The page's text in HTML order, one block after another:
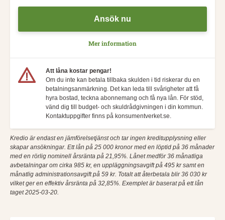
Ansök nu
Mer information
Att låna kostar pengar!
Om du inte kan betala tillbaka skulden i tid riskerar du en
betalningsanmärkning. Det kan leda till svårigheter att få
hyra bostad, teckna abonnemang och få nya lån. För stöd,
vänd dig till budget- och skuldrådgivningen i din kommun.
Kontaktuppgifter finns på konsumentverket.se.
Kredio är endast en jämförelsetjänst och tar ingen kreditupplysning eller
skapar ansökningar. Ett lån på 25 000 kronor med en löptid på 36 månader
med en rörlig nominell årsränta på 21,95%. Lånet medför 36 månatliga
avbetalningar om cirka 985 kr, en uppläggningsavgift på 495 kr samt en
månatlig administrationsavgift på 59 kr. Totalt att återbetala blir 36 030 kr
vilket ger en effektiv årsränta på 32,85%. Exemplet är baserat på ett lån
taget 2025-03-20.